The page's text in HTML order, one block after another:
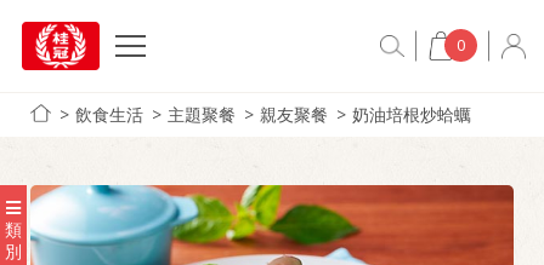
0
飲食生活 主題聚餐 親友聚餐 奶油培根炒蛤蠣
類
別